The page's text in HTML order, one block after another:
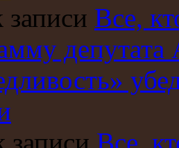
записи Все,
записи Все,